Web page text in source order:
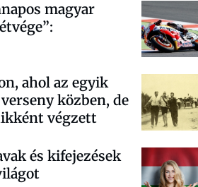
magyar
ahol az egyik
közben, de
végzett
és kifejezések